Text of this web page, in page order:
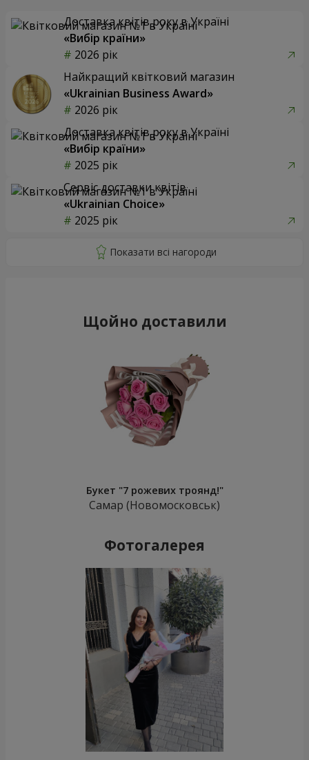
Доставка квітів року в Україні
«Вибір країни»
2026 рік
Найкращий квітковий магазин
«Ukrainian Business Award»
2026 рік
Доставка квітів року в Україні
«Вибір країни»
2025 рік
Сервіс доставки квітів
«Ukrainian Choice»
2025 рік
Щойно доставили
Букет "7 рожевих троянд!"
Самар (Новомосковськ)
Фотогалерея